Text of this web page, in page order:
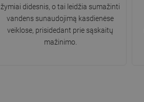
žymiai didesnis, o tai leidžia sumažinti
vandens sunaudojimą kasdienėse
veiklose, prisidedant prie sąskaitų
mažinimo.